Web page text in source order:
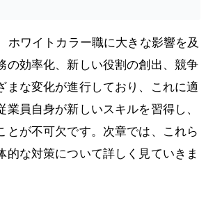
ホワイトカラー職に大きな影響を及
の効率化、新しい役割の創出、競争
まな変化が進行しており、これに適
業員自身が新しいスキルを習得し、
とが不可欠です。次章では、これら
的な対策について詳しく見ていきま